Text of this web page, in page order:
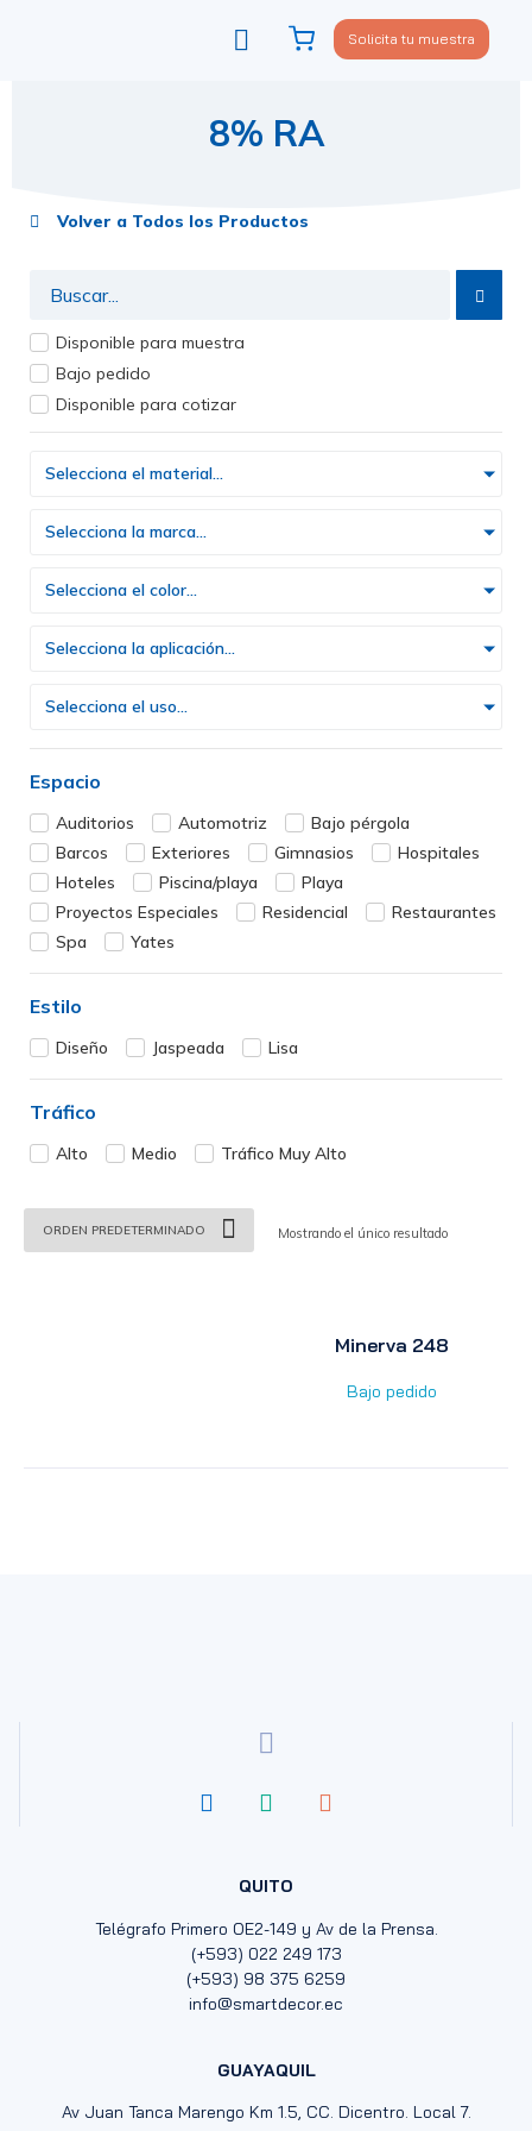
Solicita tu muestra
8% RA
Volver a Todos los Productos
Disponible para muestra
Bajo pedido
Disponible para cotizar
Selecciona el material...
Selecciona la marca...
Selecciona el color...
Selecciona la aplicación...
Selecciona el uso...
Espacio
Auditorios Automotriz
Bajo pérgola
Barcos
Exteriores Gimnasios
Hospitales
Hoteles
Piscina/playa
Playa
Proyectos Especiales
Residencial
Restaurantes
Spa
Yates
Estilo
Diseño Jaspeada Lisa
Tráfico
Alto Medio Tráfico Muy Alto
Mostrando el único resultado
Minerva 248
Bajo pedido
QUITO
Telégrafo Primero OE2-149 y Av de la Prensa.
(+593) 022 249 173
(+593) 98 375 6259
info@smartdecor.ec
GUAYAQUIL
Av Juan Tanca Marengo Km 1.5, CC. Dicentro. Local 7.